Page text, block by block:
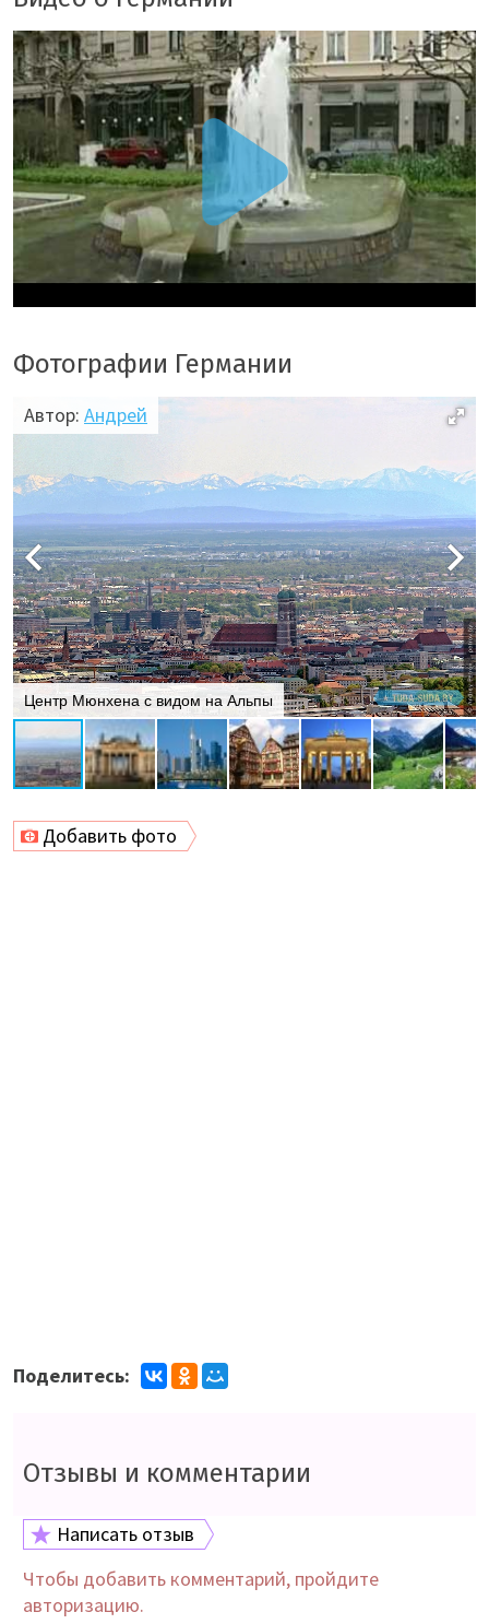
Фотографии Германии
Автор: Андрей
Центр Мюнхена с видом на Альпы
Добавить фото
Поделитесь:
Отзывы и комментарии
Написать отзыв
Чтобы добавить комментарий, пройдите
авторизацию.